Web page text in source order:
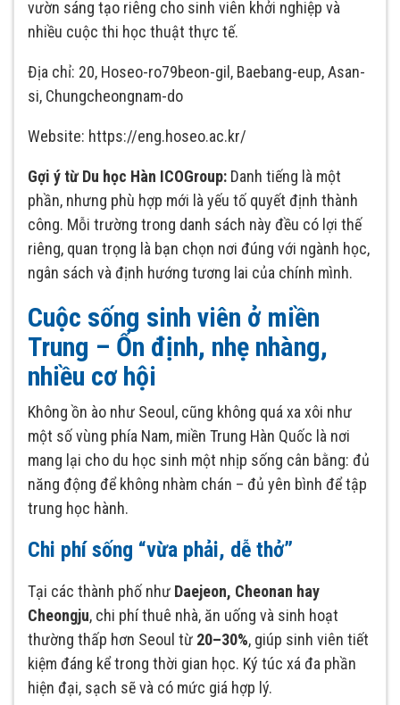
vườn sáng tạo riêng cho sinh viên khởi nghiệp và
nhiều cuộc thi học thuật thực tế.
Địa chỉ: 20, Hoseo-ro79beon-gil, Baebang-eup, Asan-
si, Chungcheongnam-do
Website: https://eng.hoseo.ac.kr/
Gợi ý từ Du học Hàn ICOGroup: Danh tiếng là một
phần, nhưng phù hợp mới là yếu tố quyết định thành
công. Mỗi trường trong danh sách này đều có lợi thế
riêng, quan trọng là bạn chọn nơi đúng với ngành học,
ngân sách và định hướng tương lai của chính mình.
Cuộc sống sinh viên ở miền
Trung – Ổn định, nhẹ nhàng,
nhiều cơ hội
Không ồn ào như Seoul, cũng không quá xa xôi như
một số vùng phía Nam, miền Trung Hàn Quốc là nơi
mang lại cho du học sinh một nhịp sống cân bằng: đủ
năng động để không nhàm chán – đủ yên bình để tập
trung học hành.
Chi phí sống “vừa phải, dễ thở”
Tại các thành phố như Daejeon, Cheonan hay
Cheongju, chi phí thuê nhà, ăn uống và sinh hoạt
thường thấp hơn Seoul từ 20–30%, giúp sinh viên tiết
kiệm đáng kể trong thời gian học. Ký túc xá đa phần
hiện đại, sạch sẽ và có mức giá hợp lý.